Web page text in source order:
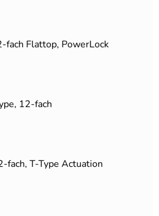
fach Flattop, PowerLock
12-fach
fach, T-Type Actuation